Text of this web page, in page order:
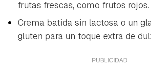
frutas frescas, como frutos rojos.
Crema batida sin lactosa o un
gluten para un toque extra de